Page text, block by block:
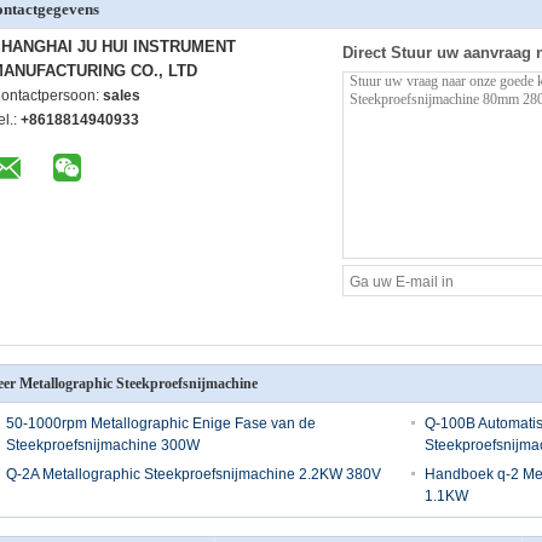
JU HUI INSTRUMENT
CO., LTD
sales
+8618814940933
Direct Stuur uw aanvraag
Metallographic Steekproefsnijmachine
50-1000rpm Metallographic Enige Fase van de
Steekproefsnijmachine 300W
Q-100B
Q-2A Metallographic Steekproefsnijmachine 2.2KW 380V
Handboek q-2
1.1KW